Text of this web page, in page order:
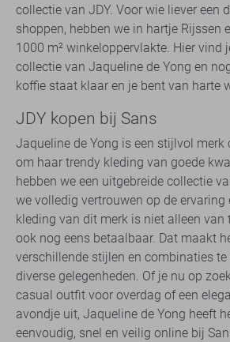
collectie van JDY. Voor wie liever een
shoppen, hebben we in hartje Rijssen
1000 m² winkeloppervlakte. Hier vind
collectie van Jaqueline de Yong en
koffie staat klaar en je bent van harte
JDY kopen bij Sans
Jaqueline de Yong is een stijlvol merk
om haar trendy kleding van goede
hebben we een uitgebreide collectie
we volledig vertrouwen op de ervaring
kleding van dit merk is niet alleen
ook nog eens betaalbaar. Dat maakt
verschillende stijlen en combinaties te
diverse gelegenheden. Of je nu op
casual outfit voor overdag of een
avondje uit, Jaqueline de Yong heeft
eenvoudig, snel en veilig online bij